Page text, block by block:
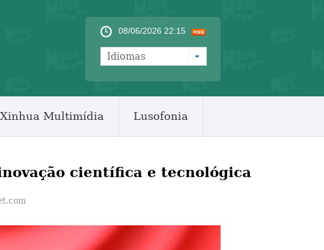
08/06/2026 22:15
Idiomas
Xinhua Multimídia Lusofonia
científica e tecnológica